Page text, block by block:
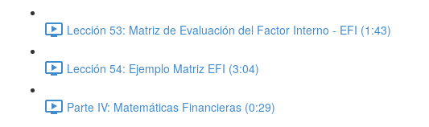
Lección 53: Matriz de Evaluación del Factor Interno - EFI (1:43)
Lección 54: Ejemplo Matriz EFI (3:04)
Parte IV: Matemáticas Financieras (0:29)